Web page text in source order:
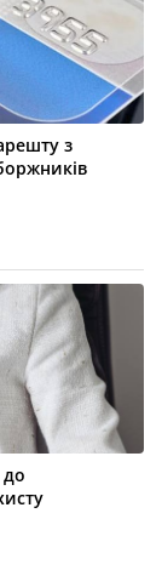
з
до